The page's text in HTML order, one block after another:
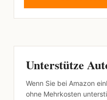
Unterstütze
Wenn Sie bei Amazon
ohne Mehrkosten